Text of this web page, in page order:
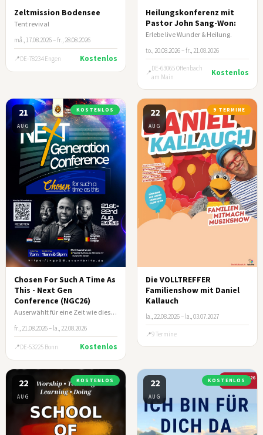
Zeltmission Bodensee
Tent revival
må., 17.08.2026 – fr., 28.08.2026
DE-78234 Engen Kostenlos
Heilungskonferenz mit
Pastor John Sang-Won:
Erlebe live Wunder & Heilung.
to., 20.08.2026 – fr., 21.08.2026
DE-63065 Offenbach
am Main
Kostenlos
21
AUG
KOSTENLOS
Chosen For Such A Time As
This - Next Gen
Conference (NGC26)
Auserwählt für eine Zeit wie diese (Esth 4:14)
fr., 21.08.2026 – la., 22.08.2026
DE-53225 Bonn Kostenlos
22
AUG
9 TERMINE
Die VOLLTREFFER
Familienshow mit Daniel
Kallauch
la., 22.08.2026 – la., 03.07.2027
9 Termine
22
AUG
KOSTENLOS 22
AUG
KOSTENLOS